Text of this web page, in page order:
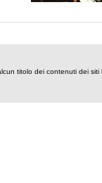
titolo dei contenuti dei siti